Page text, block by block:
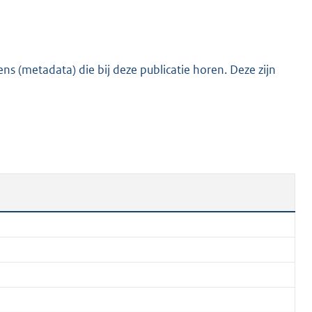
K
(metadata) die bij deze publicatie horen. Deze zijn